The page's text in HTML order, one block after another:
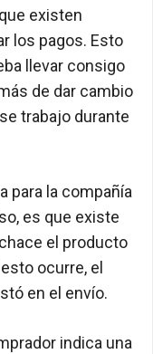
existen
los pagos. Esto
llevar consigo
de dar cambio
trabajo durante
para la compañía
es que existe
el producto
ocurre, el
en el envío.
indica una